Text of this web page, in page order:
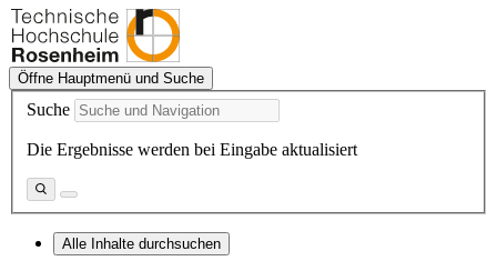
Öffne Hauptmenü und Suche
Suche
Die Ergebnisse werden bei Eingabe aktualisiert
Alle Inhalte durchsuchen